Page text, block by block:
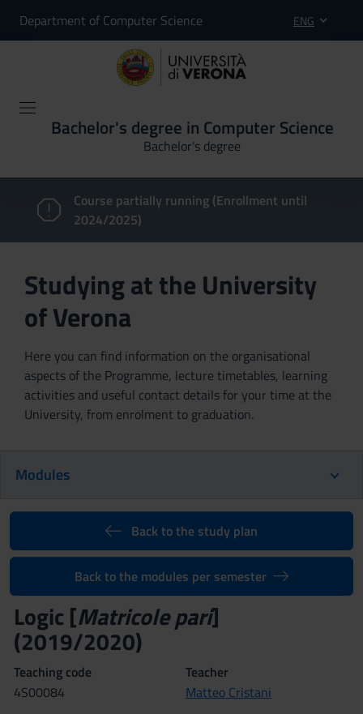
Department of Computer Science ENG
Bachelor's degree in Computer Science
Bachelor's degree
Course partially running (Enrollment until
2024/2025)
Studying at the University
of Verona
Here you can find information on the organisational
aspects of the Programme, lecture timetables, learning
activities and useful contact details for your time at the
University, from enrolment to graduation.
Modules
Back to the study plan
Back to the modules per semester
Logic [Matricole pari]
(2019/2020)
Teaching code
4S00084
Teacher
Matteo Cristani